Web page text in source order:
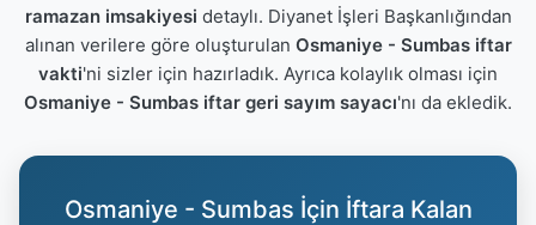
ramazan imsakiyesi detaylı. Diyanet İşleri Başkanlığından
alınan verilere göre oluşturulan Osmaniye - Sumbas iftar
vakti'ni sizler için hazırladık. Ayrıca kolaylık olması için
Osmaniye - Sumbas iftar geri sayım sayacı'nı da ekledik.
Osmaniye - Sumbas İçin İftara Kalan